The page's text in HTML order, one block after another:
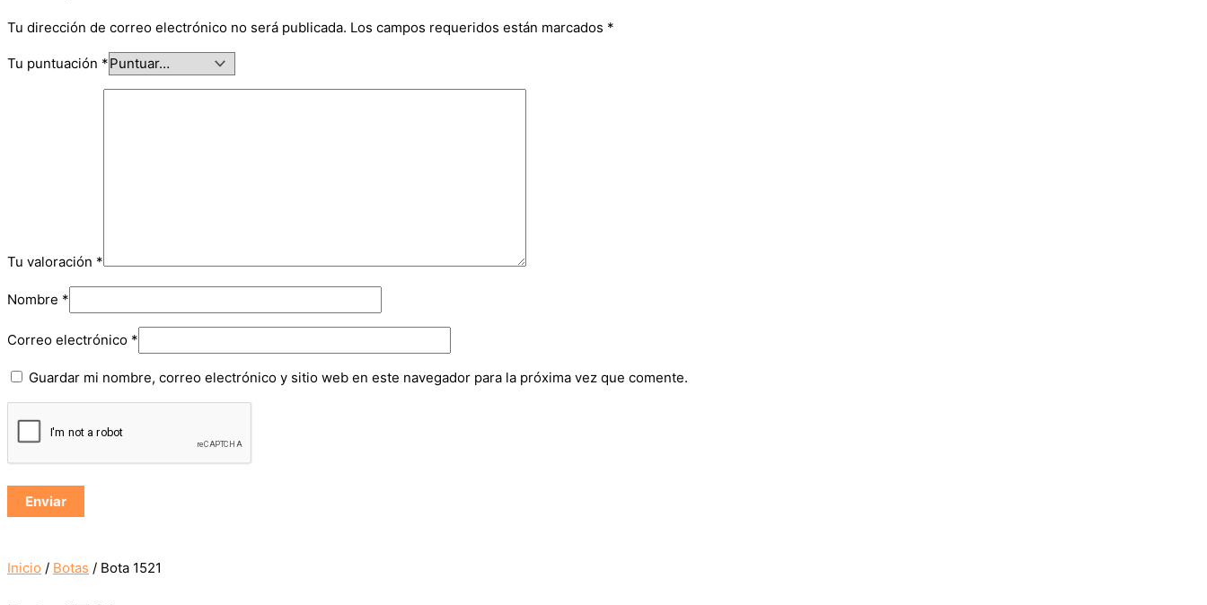
Tu dirección de correo electrónico no será publicada. Los campos requeridos están marcados *
Tu puntuación *
Tu valoración *
Nombre *
Correo electrónico *
Guardar mi nombre, correo electrónico y sitio web en este navegador para la próxima vez que comente.
Inicio / Botas / Bota 1521